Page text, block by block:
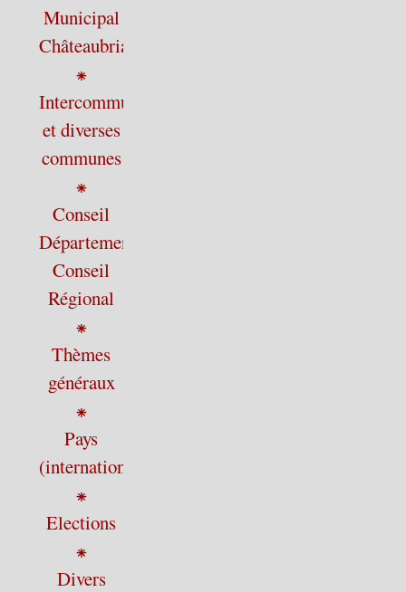
Municipal
Châteaubriant
⁕
Intercommunalité
et diverses
communes
⁕
Conseil
Départemental,
Conseil
Régional
⁕
Thèmes
généraux
⁕
Pays
(international)
⁕
Elections
⁕
Divers